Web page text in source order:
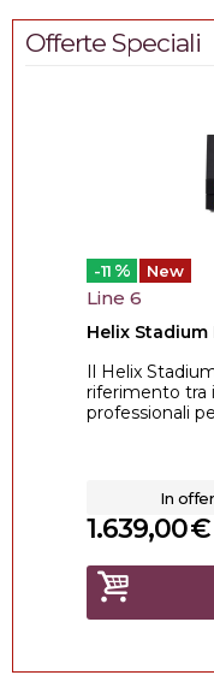
Offerte Speciali
-11 % New
Line 6
Helix Stadium
Il Helix
riferimento tra
professionali
In
€
1.639,00